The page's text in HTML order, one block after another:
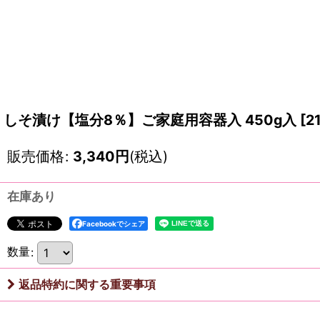
しそ漬け【塩分8％】ご家庭用容器入 450g入 [
販売価格: 3,340 円 (税込)
在庫あり
Facebookでシェア
数量:
返品特約に関する重要事項